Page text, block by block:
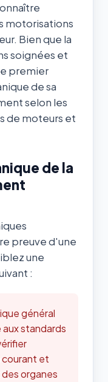
motorisations
Bien que la
soignées et
premier
de sa
selon les
de moteurs et
de la
preuve d'une
une
:
général
standards
et
organes